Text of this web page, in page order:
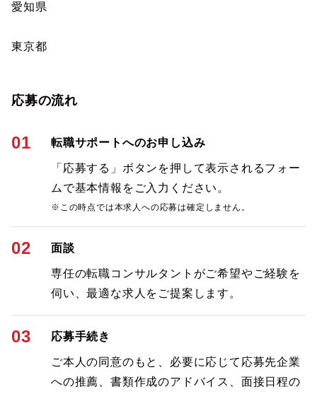
愛知県
東京都
応募の流れ
01 転職サポートへのお申し込み
「応募する」ボタンを押して表示されるフォー
ムで基本情報をご入力ください。
※この時点では本求人への応募は確定しません。
02 面談
専任の転職コンサルタントがご希望やご経験を
伺い、最適な求人をご提案します。
03 応募手続き
ご本人の同意のもと、必要に応じて応募先企業
への推薦、書類作成のアドバイス、面接日程の